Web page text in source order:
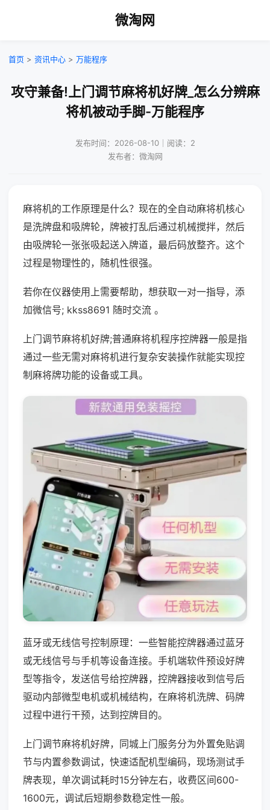
微淘网
首页 > 资讯中心 > 万能程序
攻守兼备!上门调节麻将机好牌_怎么分辨麻
将机被动手脚-万能程序
发布时间：2026-08-10｜阅读：2
发布者：微淘网
麻将机的工作原理是什么？现在的全自动麻将机核心
是洗牌盘和吸牌轮，牌被打乱后通过机械搅拌，然后
由吸牌轮一张张吸起送入牌道，最后码放整齐。这个
过程是物理性的，随机性很强。
若你在仪器使用上需要帮助，想获取一对一指导，添
加微信号; kkss8691 随时交流 。
上门调节麻将机好牌;普通麻将机程序控牌器一般是指
通过一些无需对麻将机进行复杂安装操作就能实现控
制麻将牌功能的设备或工具。
蓝牙或无线信号控制原理：一些智能控牌器通过蓝牙
或无线信号与手机等设备连接。手机端软件预设好牌
型等指令，发送信号给控牌器，控牌器接收到信号后
驱动内部微型电机或机械结构，在麻将机洗牌、码牌
过程中进行干预，达到控牌目的。
上门调节麻将机好牌，同城上门服务分为外置免贴调
节与内置参数调试，快速适配机型编码，现场测试手
牌表现，单次调试耗时15分钟左右，收费区间600-
1600元，调试后短期参数稳定性一般。